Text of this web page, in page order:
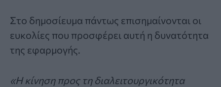
Στο δημοσίευμα πάντως επισημαίνονται οι
ευκολίες που προσφέρει αυτή η δυνατότητα
της εφαρμογής.
«Η κίνηση προς τη διαλειτουργικότητα